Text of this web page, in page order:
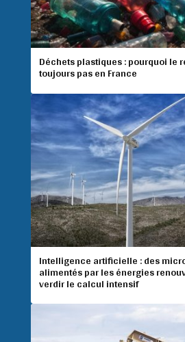
Déchets plastiques : pourquoi le
toujours pas en France
Intelligence artificielle : des
alimentés par les énergies
verdir le calcul intensif